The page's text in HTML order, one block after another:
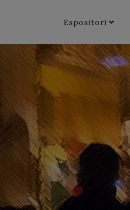
Espositori